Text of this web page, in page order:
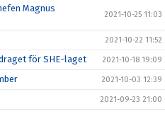
Magnus
2021-10-25 11:03
2021-10-22 11:52
för SHE-laget 2021-10-18 19:09
2021-10-03 12:39
2021-09-23 21:00